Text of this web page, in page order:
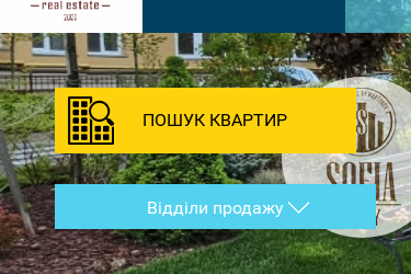
ПОШУК КВАРТИР
Відділи продажу